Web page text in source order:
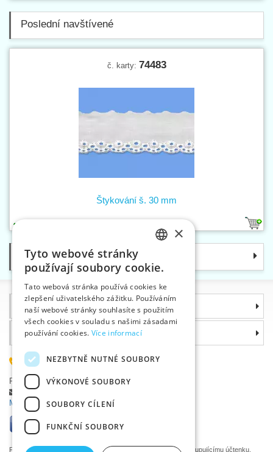
Poslední navštívené
č. karty: 74483
Štykování š. 30 mm
Kategorie
Informace
Proč si zvolit právě nás
585 051 217
Plzeňská 868, 783 91 Uničov, Česká republika
Položit dotaz
Máte problémy s přihlášením ?
Podle zákona o evidenci tržeb je prodávající povinen vystavit kupujícímu účtenku.
ENGLISH
GERMAN
×
Tyto webové stránky
používají soubory cookie.
Tato webová stránka používá cookies ke
zlepšení uživatelského zážitku. Používáním
naší webové stránky souhlasíte s použitím
všech cookies v souladu s našimi zásadami
používání cookies. Více informací
NEZBYTNĚ NUTNÉ SOUBORY
VÝKONOVÉ SOUBORY
SOUBORY CÍLENÍ
FUNKČNÍ SOUBORY